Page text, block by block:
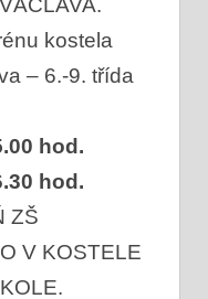
kostela
– 6.-9. třída
hod.
hod.
ZŠ
V KOSTELE